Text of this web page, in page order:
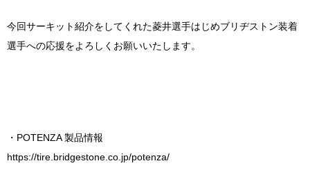
今回サーキット紹介をしてくれた菱井選手はじめブリヂストン装着
選手への応援をよろしくお願いいたします。
・POTENZA 製品情報
https://tire.bridgestone.co.jp/potenza/